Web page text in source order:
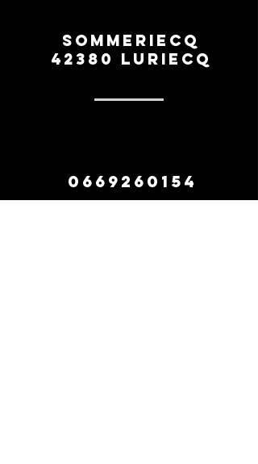
0669260154
Sommeriecq
42380 Luriecq